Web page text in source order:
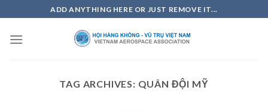
to
content
ADD ANYTHING HERE OR JUST REMOVE IT...
TAG ARCHIVES: QUÂN ĐỘI MỸ